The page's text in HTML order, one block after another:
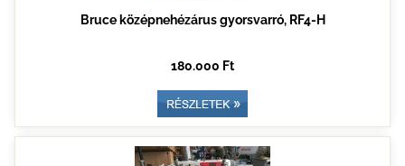
Bruce középnehézárus gyorsvarró, RF4-H
180.000 Ft